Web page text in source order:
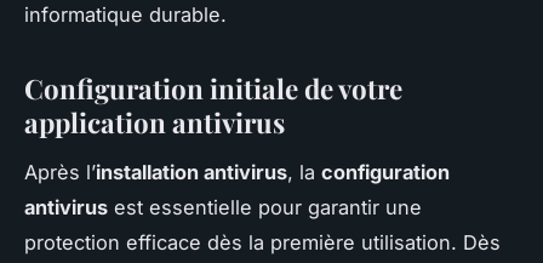
informatique durable.
Configuration initiale de votre
application antivirus
Après l’installation antivirus, la configuration
antivirus est essentielle pour garantir une
protection efficace dès la première utilisation. Dès